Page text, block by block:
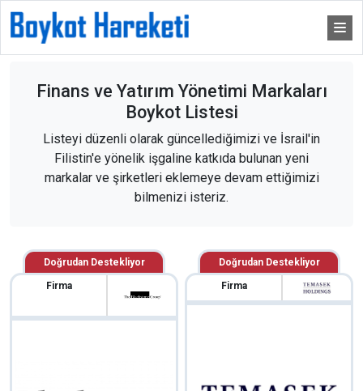
Finans ve Yatırım Yönetimi Markaları
Boykot Listesi
Listeyi düzenli olarak güncellediğimizi ve İsrail'in
Filistin'e yönelik işgaline katkıda bulunan yeni
markalar ve şirketleri eklemeye devam ettiğimizi
bilmenizi isteriz.
Doğrudan Destekliyor
Firma
Doğrudan Destekliyor
Firma